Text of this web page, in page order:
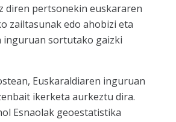
diren pertsonekin euskararen
zailtasunak edo ahobizi eta
sortutako gaizki
Euskaraldiaren inguruan
ikerketa aurkeztu dira.
Esnaolak geoestatistika